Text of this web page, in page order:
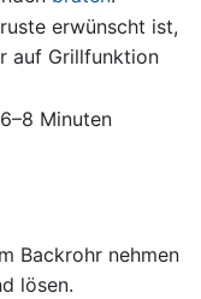
erwünscht ist,
auf Grillfunktion
Minuten
Backrohr nehmen
lösen.